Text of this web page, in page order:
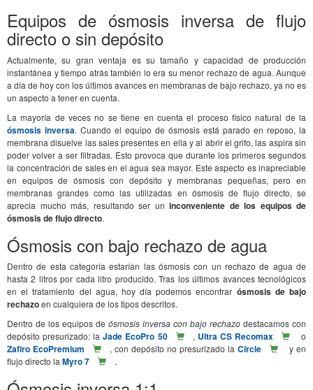
Equipos de ósmosis inversa de flujo
directo o sin depósito
Actualmente, su gran ventaja es su tamaño y capacidad de producción
instantánea y tiempo atrás también lo era su menor rechazo de agua. Aunque
a día de hoy con los últimos avances en membranas de bajo rechazo, ya no es
un aspecto a tener en cuenta.
La mayoría de veces no se tiene en cuenta el proceso físico natural de la
ósmosis inversa. Cuando el equipo de ósmosis está parado en reposo, la
membrana disuelve las sales presentes en ella y al abrir el grifo, las aspira sin
poder volver a ser filtradas. Esto provoca que durante los primeros segundos
la concentración de sales en el agua sea mayor. Este aspecto es inapreciable
en equipos de ósmosis con depósito y membranas pequeñas, pero en
membranas grandes como las utilizadas en ósmosis de flujo directo, se
aprecia mucho más, resultando ser un inconveniente de los equipos de
ósmosis de flujo directo.
Ósmosis con bajo rechazo de agua
Dentro de esta categoría estarían las ósmosis con un rechazo de agua de
hasta 2 litros por cada litro producido. Tras los últimos avances tecnológicos
en el tratamiento del agua, hoy día podemos encontrar ósmosis de bajo
rechazoen cualquiera de los tipos descritos.
Dentro de los equipos de ósmosis inversa con bajo rechazo destacamos con
depósito presurizado: laJade EcoPro 50 , Ultra CS Recomax o
Zafiro EcoPremium , con depósito no presurizado la Circle
y en
flujo directo la Myro 7 .